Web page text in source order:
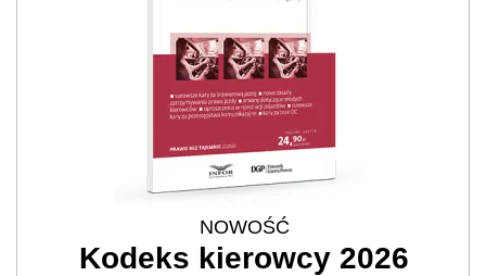
NOWOŚĆ
Kodeks kierowcy 2026